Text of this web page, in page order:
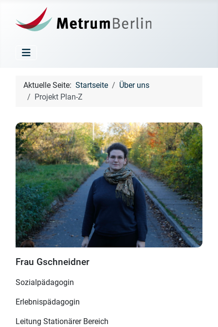
Aktuelle Seite: Startseite
Über uns
Projekt Plan-Z
Frau Gschneidner
Sozialpädagogin
Erlebnispädagogin
Leitung Stationärer Bereich